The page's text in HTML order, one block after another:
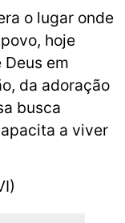
o lugar onde
hoje
em
da adoração
busca
a viver